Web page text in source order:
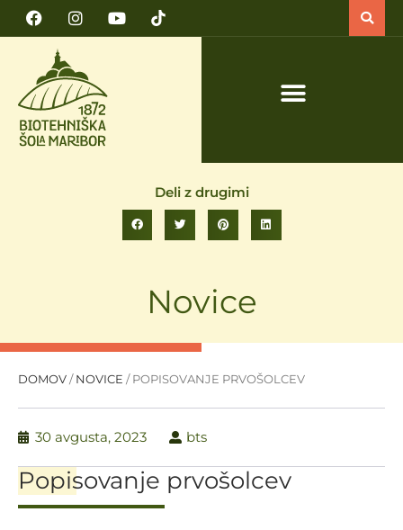
Deli z drugimi
Novice
DOMOV / NOVICE / POPISOVANJE PRVOŠOLCEV
30 avgusta, 2023 bts
Popisovanje prvošolcev